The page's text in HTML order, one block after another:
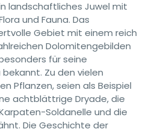
landschaftliches Juwel mit
und Fauna. Das
Gebiet mit einem reich
Dolomitengebilden
für seine
Zu den vielen
Pflanzen, seien als Beispiel
achtblättrige Dryade, die
Soldanelle und die
Die Geschichte der